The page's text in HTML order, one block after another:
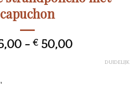
capuchon
- € 50,00Prijsklasse:
DUIDELIJK